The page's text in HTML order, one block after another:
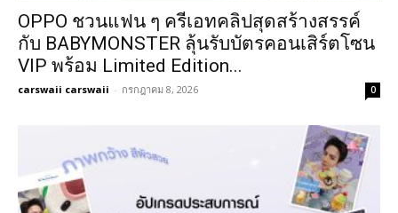
OPPO ชวนแฟน ๆ ครีเอทคลิปสุดสร้างสรรค์
กับ BABYMONSTER ลุ้นรับบัตรคอนเสิร์ตโซน
VIP พร้อม Limited Edition...
carswaii carswaii - กรกฎาคม 8, 2026 0